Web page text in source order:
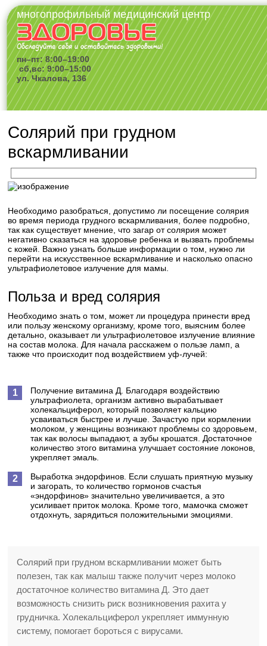
многопрофильный медицинский центр
пн–пт: 8:00–19:00
сб,вс: 9:00–15:00
ул. Чкалова, 136
Солярий при грудном
вскармливании
Необходимо разобраться, допустимо ли посещение солярия
во время периода грудного вскармливания, более подробно,
так как существует мнение, что загар от солярия может
негативно сказаться на здоровье ребенка и вызвать проблемы
с кожей. Важно узнать больше информации о том, нужно ли
перейти на искусственное вскармливание и насколько опасно
ультрафиолетовое излучение для мамы.
Польза и вред солярия
Необходимо знать о том, может ли процедура принести вред
или пользу женскому организму, кроме того, выясним более
детально, оказывает ли ультрафиолетовое излучение влияние
на состав молока. Для начала расскажем о пользе ламп, а
также что происходит под воздействием уф-лучей:
Получение витамина Д. Благодаря воздействию
ультрафиолета, организм активно вырабатывает
холекальциферол, который позволяет кальцию
усваиваться быстрее и лучше. Зачастую при кормлении
молоком, у женщины возникают проблемы со здоровьем,
так как волосы выпадают, а зубы крошатся. Достаточное
количество этого витамина улучшает состояние локонов,
укрепляет эмаль.
Выработка эндорфинов. Если слушать приятную музыку
и загорать, то количество гормонов счастья
«эндорфинов» значительно увеличивается, а это
усиливает приток молока. Кроме того, мамочка сможет
отдохнуть, зарядиться положительными эмоциями.
Солярий при грудном вскармливании может быть
полезен, так как малыш также получит через молоко
достаточное количество витамина Д. Это дает
возможность снизить риск возникновения рахита у
грудничка. Холекальциферол укрепляет иммунную
систему, помогает бороться с вирусами.